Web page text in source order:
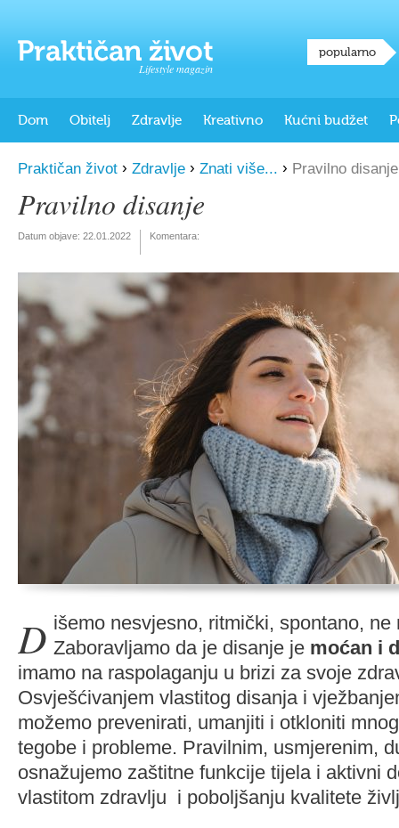
Lifestyle magazin
popularno
Dom Obitelj Zdravlje Kreativno Kućni budžet
Praktičan život › Zdravlje › Znati više... › Pravilno disanje
Pravilno disanje
Datum objave: 22.01.2022 Komentara:
Dišemo nesvjesno, ritmički, spontano, ne razmišljajući. Zaboravljamo da je disanje je moćan i
imamo na raspolaganju u brizi za svoje
Osvješćivanjem vlastitog disanja i
možemo prevenirati, umanjiti i otkloniti
tegobe i probleme. Pravilnim, usmjerenim,
osnažujemo zaštitne funkcije tijela i aktivni
vlastitom zdravlju i poboljšanju kvalitete